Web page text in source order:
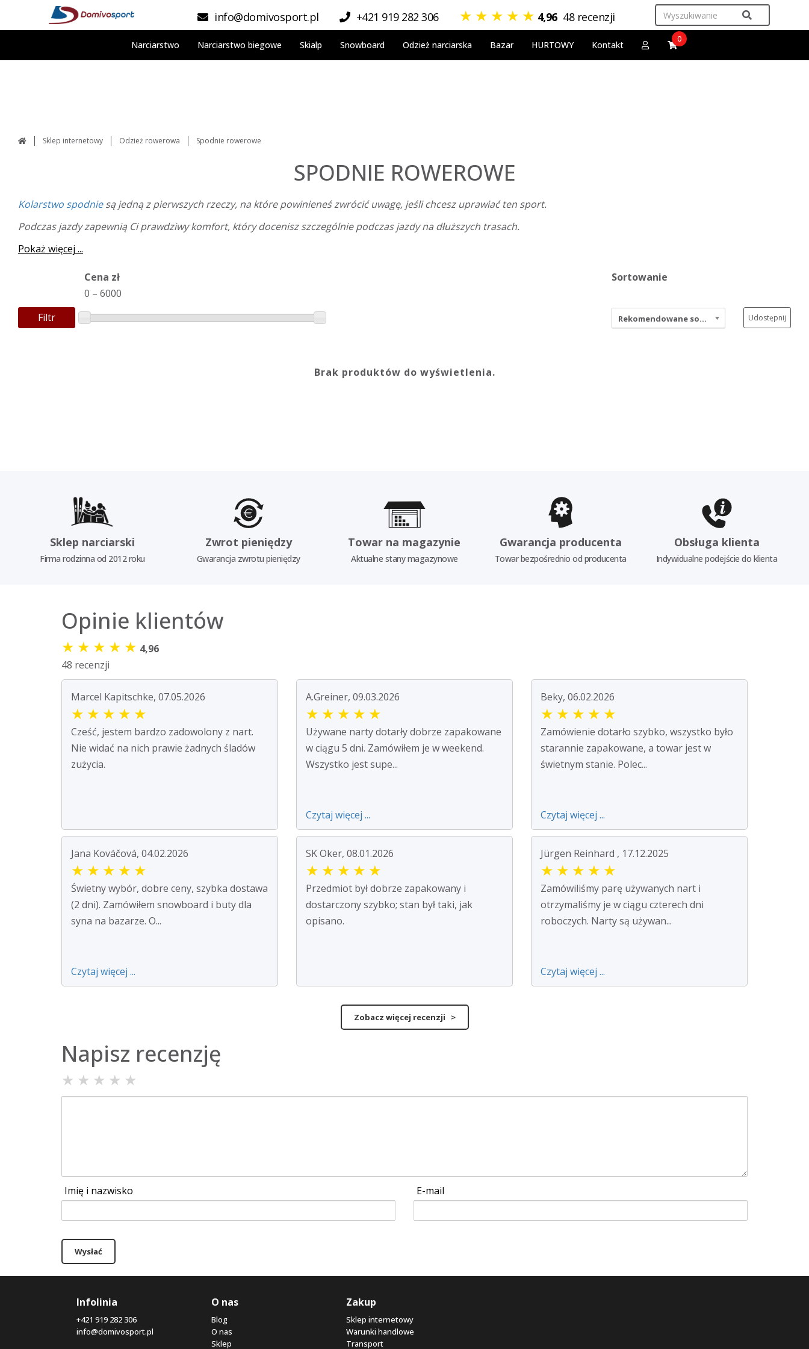
info@domivosport.pl +421 919 282 306 ★ ★ ★ ★ ★ 4,96 48 recenzji
Narciarstwo Narciarstwo biegowe Skialp Snowboard Odzież narciarska Bazar HURTOWY Kontakt
0
Sklep internetowy Odzież rowerowa Spodnie rowerowe
SPODNIE ROWEROWE
Kolarstwo spodniesą jedną z pierwszych rzeczy, na które powinieneś zwrócić uwagę, jeśli chcesz uprawiać ten sport.
Podczas jazdy zapewnią Ci prawdziwy komfort, który docenisz szczególnie podczas jazdy na dłuższych trasach.
Pokaż więcej ...
Filtr
Cena zł
0 – 6000
Sortowanie
Rekomendowane sortowanie Udostępnij
Brak produktów do wyświetlenia.
Sklep narciarski
Firma rodzinna od 2012 roku
Zwrot pieniędzy
Gwarancja zwrotu pieniędzy
Towar na magazynie
Aktualne stany magazynowe
Gwarancja producenta
Towar bezpośrednio od producenta
Obsługa klienta
Indywidualne podejście do klienta
Opinie klientów
★ ★ ★ ★ ★ 4,96
48 recenzji
Marcel Kapitschke, 07.05.2026
★ ★ ★ ★ ★
Cześć, jestem bardzo zadowolony z nart.
Nie widać na nich prawie żadnych śladów
zużycia.
A.Greiner, 09.03.2026
★ ★ ★ ★ ★
Używane narty dotarły dobrze zapakowane
w ciągu 5 dni. Zamówiłem je w weekend.
Wszystko jest supe...
Czytaj więcej ...
Beky, 06.02.2026
★ ★ ★ ★ ★
Zamówienie dotarło szybko, wszystko było
starannie zapakowane, a towar jest w
świetnym stanie. Polec...
Czytaj więcej ...
Jana Kováčová, 04.02.2026
★ ★ ★ ★ ★
Świetny wybór, dobre ceny, szybka dostawa
(2 dni). Zamówiłem snowboard i buty dla
syna na bazarze. O...
Czytaj więcej ...
SK Oker, 08.01.2026
★ ★ ★ ★ ★
Przedmiot był dobrze zapakowany i
dostarczony szybko; stan był taki, jak
opisano.
Jürgen Reinhard , 17.12.2025
★ ★ ★ ★ ★
Zamówiliśmy parę używanych nart i
otrzymaliśmy je w ciągu czterech dni
roboczych. Narty są używan...
Czytaj więcej ...
Zobacz więcej recenzji >
Napisz recenzję
★ ★ ★ ★ ★
Imię i nazwisko E-mail
Wysłać
Infolinia
+421 919 282 306
info@domivosport.pl
O nas
Blog
O nas
Sklep
Zakup
Sklep internetowy
Warunki handlowe
Transport